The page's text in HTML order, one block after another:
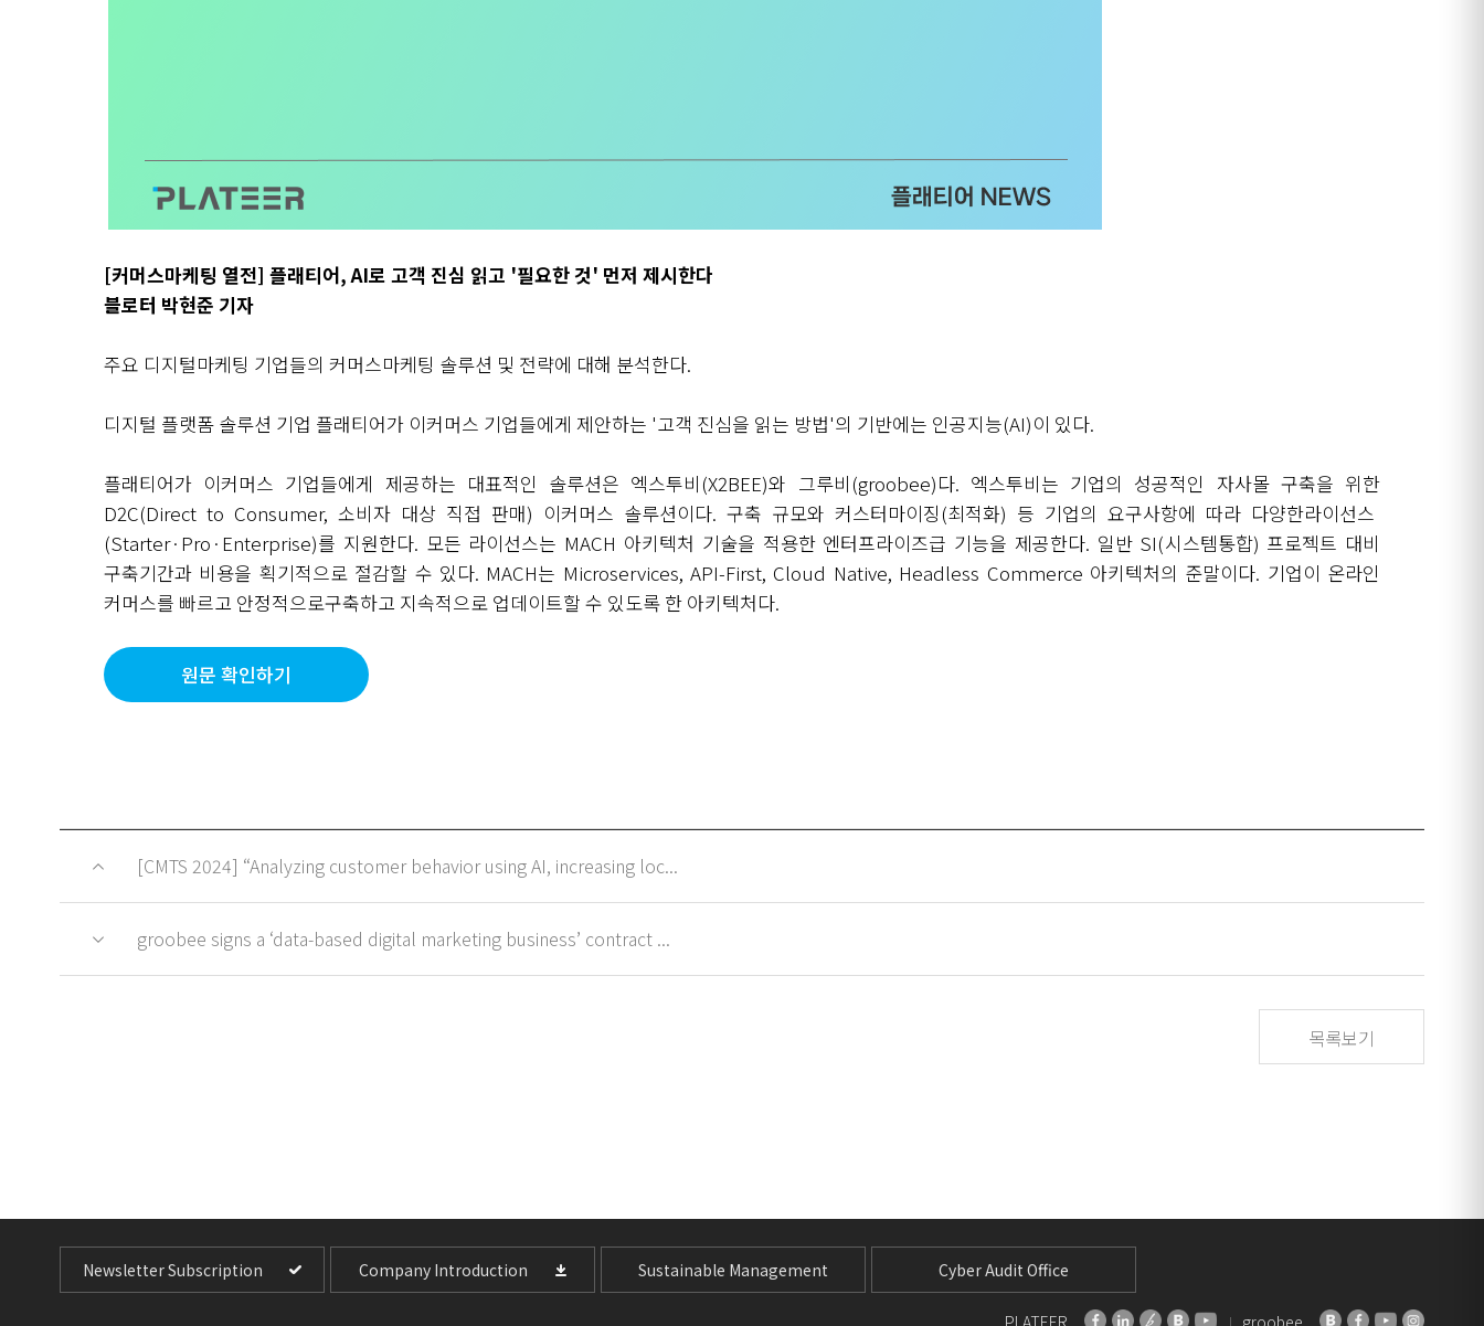
[커머스마케팅 열전] 플래티어, AI로 고객 진심 읽고 '필요한 것' 먼저 제시한다
블로터 박현준 기자
주요 디지털마케팅 기업들의 커머스마케팅 솔루션 및 전략에 대해 분석한다.
디지털 플랫폼 솔루션 기업 플래티어가 이커머스 기업들에게 제안하는 '고객 진심을 읽는 방법'의 기반에는 인공지능(AI)이 있다.
플래티어가 이커머스 기업들에게 제공하는 대표적인 솔루션은 엑스투비 (X2BEE)와 그루비 (groobee)다. 엑스투비는 기업의 성공적인 자사몰 구축을 위한
D2C(Direct to Consumer, 소비자 대상 직접 판매) 이커머스 솔루션이다. 구축 규모와 커스터마이징 (최적화) 등 기업의 요구사항에 따라 다양한라이선스
(Starter·Pro·Enterprise)를 지원한다. 모든 라이선스는 MACH 아키텍처 기술을 적용한 엔터프라이즈급 기능을 제공한다. 일반SI(시스템통합) 프로젝트 대비
구축기간과 비용을 획기적으로 절감할 수 있다. MACH는 Microservices, API-First, Cloud Native, Headless Commerce 아키텍처의 준말이다. 기업이 온라인
커머스를 빠르고 안정적으로구축하고 지속적으로 업데이트할 수 있도록 한 아키텍처다.
원문 확인하기
[CMTS 2024] “Analyzing customer behavior using AI, increasing loc...
groobee signs a ‘data-based digital marketing business’ contract ...
목록보기
Newsletter Subscription Company Introduction Sustainable Management Cyber Audit Office
PLATEER groobee